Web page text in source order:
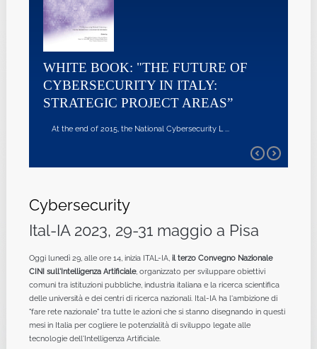
WHITE BOOK: "THE FUTURE OF
CYBERSECURITY IN ITALY:
STRATEGIC PROJECT AREAS”
At the end of 2015, the National Cybersecurity L ...
Cybersecurity
Ital-IA 2023, 29-31 maggio a Pisa
Oggi lunedì 29, alle ore 14, inizia ITAL-IA, il terzo Convegno Nazionale
CINI sull'Intelligenza Artificiale, organizzato per sviluppare obiettivi
comuni tra istituzioni pubbliche, industria italiana e la ricerca scientifica
delle università e dei centri di ricerca nazionali. Ital-IA ha l'ambizione di
"fare rete nazionale" tra tutte le azioni che si stanno disegnando in questi
mesi in Italia per cogliere le potenzialità di sviluppo legate alle
tecnologie dell'Intelligenza Artificiale.